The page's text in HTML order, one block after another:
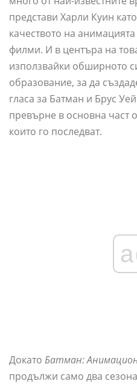
представи Харли Куин
качеството на
филми. И в центъра на
използвайки обширното
образование, за да
гласа за Батман и Брус
превърне в основна част
които го последват.
Докато Батман:
продължи само два